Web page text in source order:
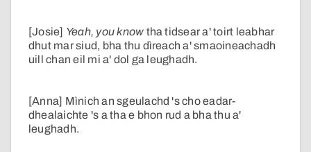
[Josie] Yeah, you know tha tidsear a' toirt leabhar
dhut mar siud, bha thu dìreach a' smaoineachadh
uill chan eil mi a' dol ga leughadh.
[Anna] Mìnich an sgeulachd 's cho eadar-
dhealaichte 's a tha e bhon rud a bha thu a'
leughadh.